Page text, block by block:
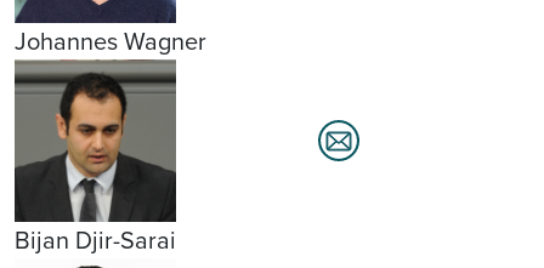
Johannes Wagner
Bijan Djir-Sarai